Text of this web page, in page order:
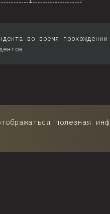
во время прохождении
полезная